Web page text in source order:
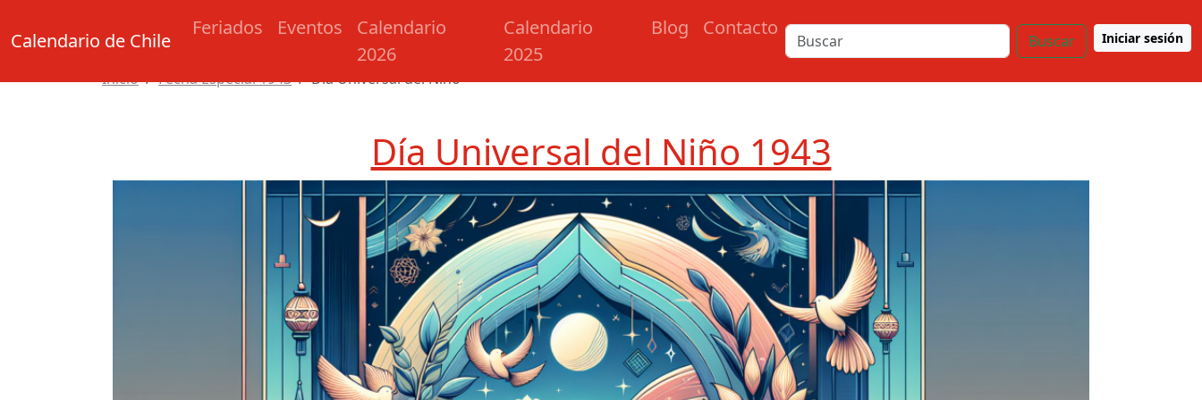
Calendario de Chile
Feriados Eventos
Calendario
2026
Calendario
2025
Blog Contacto
Buscar Iniciar sesión
Inicio Fecha Especial 1943 Día Universal del Niño
Día Universal del Niño 1943